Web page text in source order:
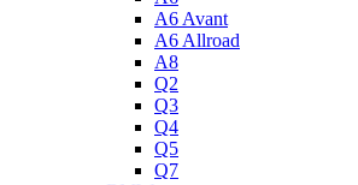
A6 Avant
A6 Allroad
A8
Q2
Q3
Q4
Q5
Q7